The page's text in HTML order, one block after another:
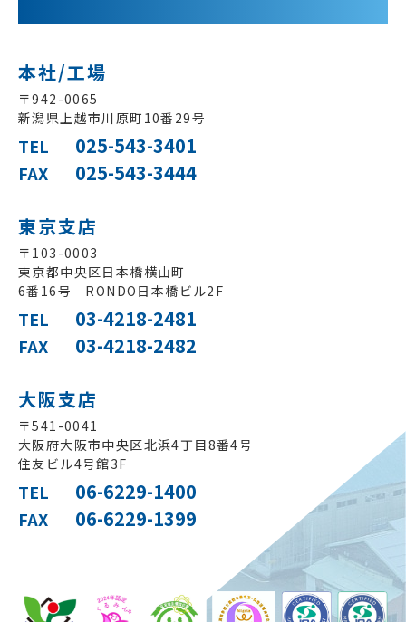
本社/工場
〒942-0065
新潟県上越市川原町 10番29号
TEL 025-543-3401
FAX 025-543-3444
東京支店
〒103-0003
東京都中央区日本橋横山町
6番16号 RONDO日本橋ビル2F
TEL 03-4218-2481
FAX 03-4218-2482
大阪支店
〒541-0041
大阪府大阪市中央区北浜4丁目8番4号
住友ビル4号館3F
TEL 06-6229-1400
FAX 06-6229-1399